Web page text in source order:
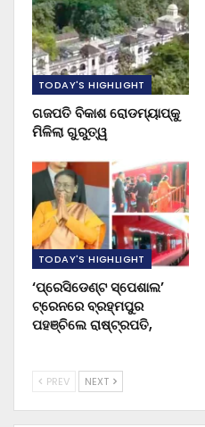
TODAY'S HIGHLIGHT
ଗଜପତି ବିକାଶ ରୋଡମ୍ୟାପ୍‌କୁ
ମିଳିଲା ଗୁରୁତ୍ୱ
TODAY'S HIGHLIGHT
‘ପ୍ରେସିଡେଣ୍ଟ ସ୍ପେଶାଲ’
ଟ୍ରେନରେ ବ୍ରହ୍ମପୁର
ପହଞ୍ଚିଲେ ରାଷ୍ଟ୍ରପତି,
PREV NEXT